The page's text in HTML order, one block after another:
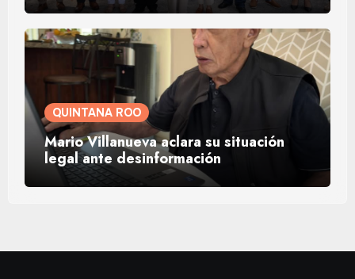
QUINTANA ROO
Mario Villanueva aclara su situación
legal ante desinformación